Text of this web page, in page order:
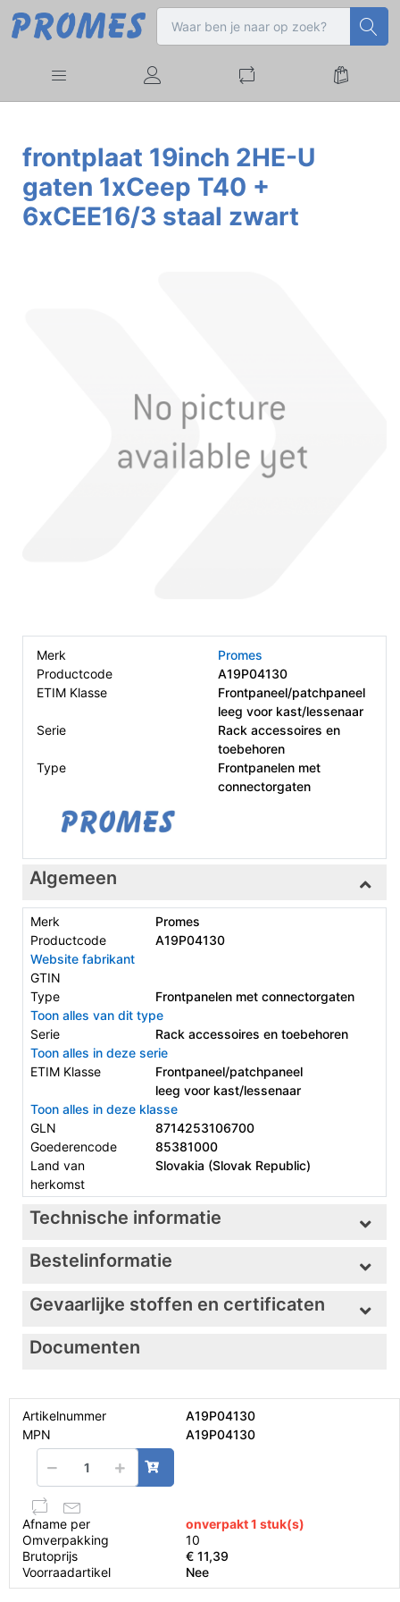
frontplaat 19inch 2HE-U
gaten 1xCeep T40 +
6xCEE16/3 staal zwart
Merk
Promes
Productcode
A19P04130
ETIM Klasse
Frontpaneel/patchpaneel
leeg voor kast/lessenaar
Serie
Rack accessoires en
toebehoren
Type
Frontpanelen met
connectorgaten
Algemeen
Merk
Promes
Productcode
A19P04130
Website fabrikant
GTIN
Type
Frontpanelen met connectorgaten
Toon alles van dit type
Serie
Rack accessoires en toebehoren
Toon alles in deze serie
ETIM Klasse
Frontpaneel/patchpaneel
leeg voor kast/lessenaar
Toon alles in deze klasse
GLN
8714253106700
Goederencode
85381000
Land van
herkomst
Slovakia (Slovak Republic)
Technische informatie
Bestelinformatie
Gevaarlijke stoffen en certificaten
Documenten
Artikelnummer
A19P04130
MPN
A19P04130
Afname per
onverpakt 1 stuk(s)
Omverpakking
10
Brutoprijs
€ 11,39
Voorraadartikel
Nee